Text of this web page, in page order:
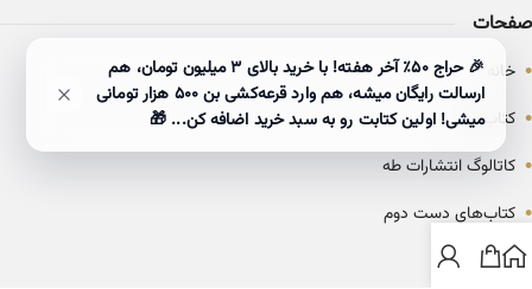
صفحات
• خانه
• کتاب‌ها
• کاتالوگ انتشارات طه
• کتاب‌های دست دوم
• بلاگ
🎉 حراج ۵۰٪ آخر هفته! با خرید بالای 3 میلیون تومان، هم
ارسالت رایگان میشه، هم وارد قرعه‌کشی بن ۵۰۰ هزار تومانی
میشی! اولین کتابت رو به سبد خرید اضافه کن... 🎁